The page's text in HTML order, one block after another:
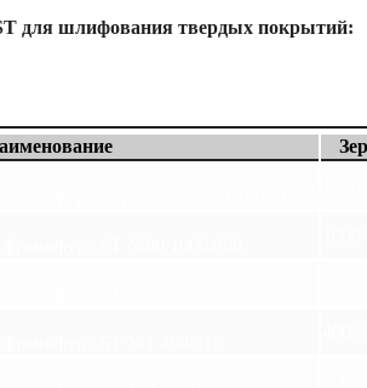
для шлифования твердых покрытий: